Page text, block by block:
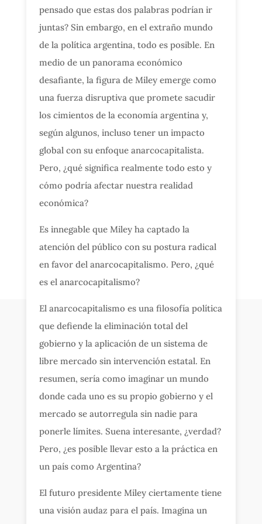
pensado que estas dos palabras podrían ir
juntas? Sin embargo, en el extraño mundo
de la política argentina, todo es posible. En
medio de un panorama económico
desafiante, la figura de Miley emerge como
una fuerza disruptiva que promete sacudir
los cimientos de la economía argentina y,
según algunos, incluso tener un impacto
global con su enfoque anarcocapitalista.
Pero, ¿qué significa realmente todo esto y
cómo podría afectar nuestra realidad
económica?
Es innegable que Miley ha captado la
atención del público con su postura radical
en favor del anarcocapitalismo. Pero, ¿qué
es el anarcocapitalismo?
El anarcocapitalismo es una filosofía política
que defiende la eliminación total del
gobierno y la aplicación de un sistema de
libre mercado sin intervención estatal. En
resumen, sería como imaginar un mundo
donde cada uno es su propio gobierno y el
mercado se autorregula sin nadie para
ponerle límites. Suena interesante, ¿verdad?
Pero, ¿es posible llevar esto a la práctica en
un país como Argentina?
El futuro presidente Miley ciertamente tiene
una visión audaz para el país. Imagina un